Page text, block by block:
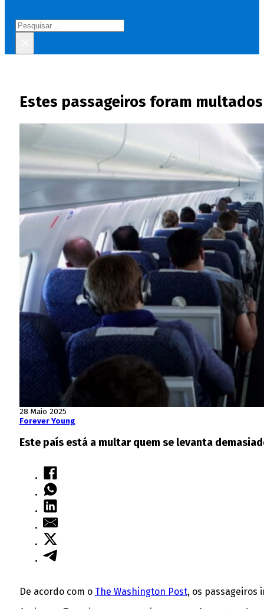
Pesquisar
Estes passageiros foram
28 Maio 2025
Forever Young
Este país está a multar quem se levanta
De acordo com o The Washington Post, os passageiros